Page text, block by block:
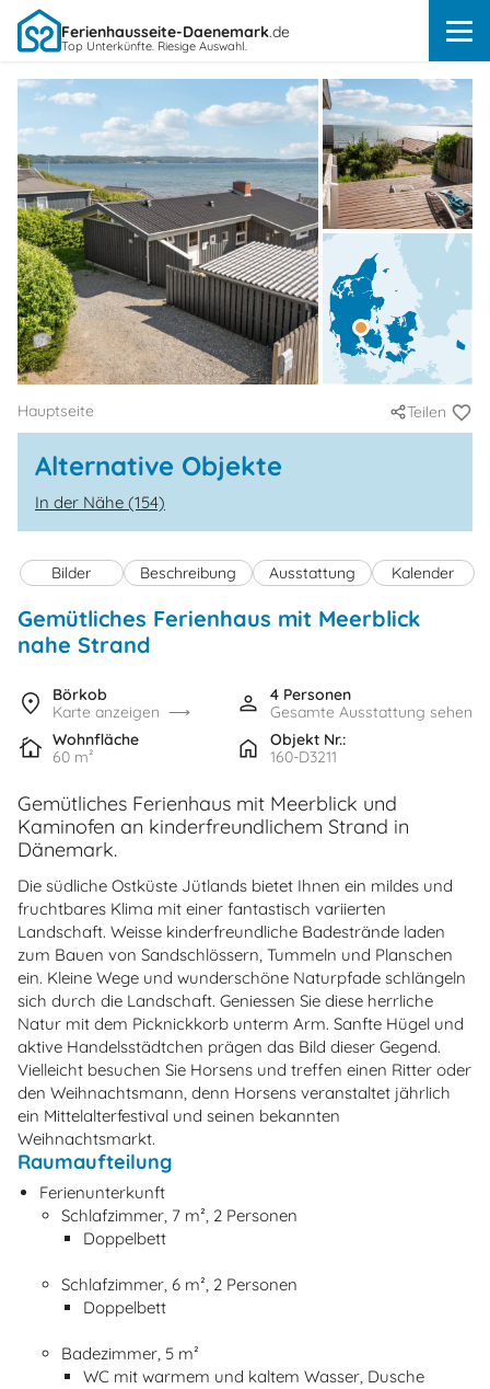
Ferienhausseite-Daenemark.de
Top Unterkünfte. Riesige Auswahl.
Hauptseite Teilen
Alternative Objekte
In der Nähe (154)
Bilder Beschreibung Ausstattung Kalender
Gemütliches Ferienhaus mit Meerblick
nahe Strand
Börkob
Karte anzeigen
4 Personen
Gesamte Ausstattung sehen
Wohnfläche
60 m²
Objekt Nr.:
160-D3211
Gemütliches Ferienhaus mit Meerblick und
Kaminofen an kinderfreundlichem Strand in
Dänemark.
Die südliche Ostküste Jütlands bietet Ihnen ein mildes und
fruchtbares Klima mit einer fantastisch variierten
Landschaft. Weisse kinderfreundliche Badestrände laden
zum Bauen von Sandschlössern, Tummeln und Planschen
ein. Kleine Wege und wunderschöne Naturpfade schlängeln
sich durch die Landschaft. Geniessen Sie diese herrliche
Natur mit dem Picknickkorb unterm Arm. Sanfte Hügel und
aktive Handelsstädtchen prägen das Bild dieser Gegend.
Vielleicht besuchen Sie Horsens und treffen einen Ritter oder
den Weihnachtsmann, denn Horsens veranstaltet jährlich
ein Mittelalterfestival und seinen bekannten
Weihnachtsmarkt.
Raumaufteilung
Ferienunterkunft
Schlafzimmer, 7 m², 2 Personen
Doppelbett
Schlafzimmer, 6 m², 2 Personen
Doppelbett
Badezimmer, 5 m²
WC mit warmem und kaltem Wasser, Dusche